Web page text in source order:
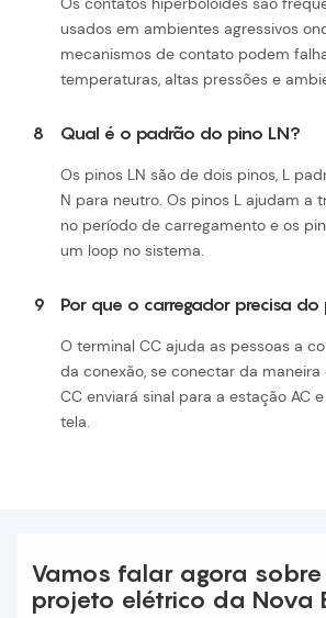
usados ​​em ambientes agressivos
mecanismos de contato podem
temperaturas, altas pressões e
8 Qual é o padrão do pino LN?
Os pinos LN são de dois pinos, L
N para neutro. Os pinos L ajudam a
no período de carregamento e os
um loop no sistema.
9 Por que o carregador precisa do
O terminal CC ajuda as pessoas a
da conexão, se conectar da
CC enviará sinal para a estação AC
tela.
Vamos falar agora
projeto elétrico da Nova